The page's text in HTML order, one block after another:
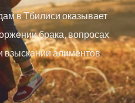
в Тбилиси оказывает
брака, вопросах
взыскании алиментов.